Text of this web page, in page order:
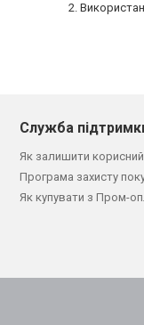
2.
Служба
Як залишити корисний
Програма захисту
Як купувати з Пром-